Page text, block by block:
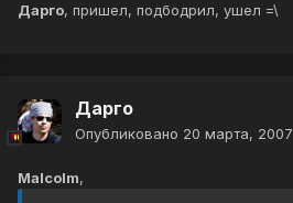
Дарго, пришел, подбодрил, ушел =\
Дарго
Опубликовано 20 марта, 2007
Malcolm,